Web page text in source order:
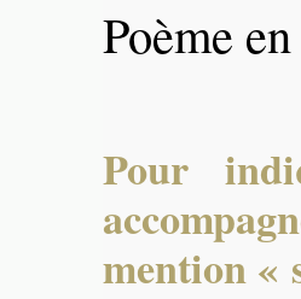
Poème
Pour
mention «